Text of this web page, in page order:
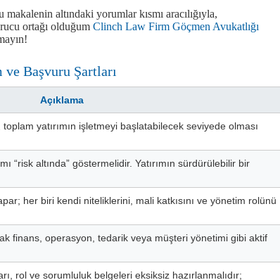
altındaki yorumlar kısmı aracılığıyla,
ortağı olduğum Clinch Law Firm Göçmen Avukatlığı
ve Başvuru Şartları
Açıklama
yatırımın işletmeyi başlatabilecek seviyede olması
“risk altında” göstermelidir. Yatırımın sürdürülebilir bir
her biri kendi niteliklerini, mali katkısını ve yönetim rolünü
finans, operasyon, tedarik veya müşteri yönetimi gibi aktif
rol ve sorumluluk belgeleri eksiksiz hazırlanmalıdır;